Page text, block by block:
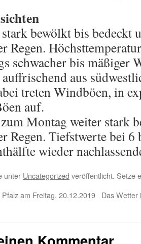
bewölkt bis bedeckt
Regen.
schwacher bis mäßiger
aus
treten Windböen, in
auf.
Montag weiter stark
Regen. Tiefstwerte bei
wieder
unter Uncategorized veröffentlicht. Setze
am Freitag, 20.12.2019 Das Wetter